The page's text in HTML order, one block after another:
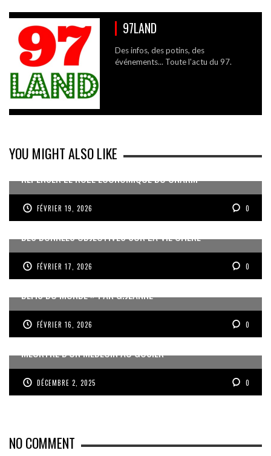
97LAND
Des infos, des potins, des
événements... Toute l'actu du 97.
YOU MIGHT ALSO LIKE
REPENSER LE RÔLE ÉCONOMIQUE DU CNARM
FÉVRIER 19, 2026 0
DES DONNÉES OBJECTIVES SUR LA VIE CHÈRE
FÉVRIER 17, 2026 0
« UN GOSIER FIER, FORT ET RESPONSABLE FACE AUX
DÉFIS DU MONDE » PAR G.JEANNE
FÉVRIER 16, 2026 0
MEURTRE D’UN MÉDECIN AU GOSIER
DÉCEMBRE 2, 2025 0
NO COMMENT